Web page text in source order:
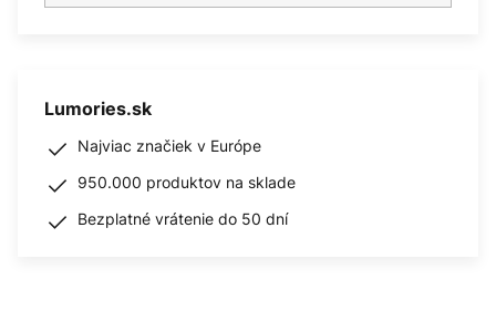
Lumories.sk
Najviac značiek v Európe
950.000 produktov na sklade
Bezplatné vrátenie do 50 dní